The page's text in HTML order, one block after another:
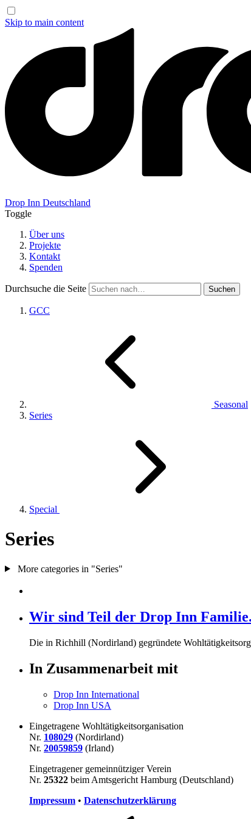
Skip to main content
Drop Inn Deutschland
Toggle
Über uns
Projekte
Kontakt
Spenden
Durchsuche die Seite
GCC
Seasonal
Series
Special
Series
More categories in "Series"
Wir sind Teil der Drop Inn Familie.
Die in Richhill (Nordirland) gegründete
In Zusammenarbeit mit
Drop Inn International
Drop Inn USA
Eingetragene Wohltätigkeitsorganisation
Nr. 108029 (Nordirland)
Nr. 20059859 (Irland)
Eingetragener gemeinnütziger Verein
Nr. 25322 beim Amtsgericht Hamburg (Deutschland)
Impressum • Datenschutzerklärung